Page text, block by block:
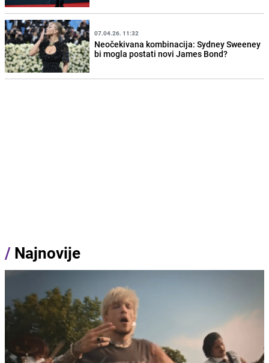
07.04.26. 11:32
Neočekivana kombinacija: Sydney Sweeney
bi mogla postati novi James Bond?
/ Najnovije